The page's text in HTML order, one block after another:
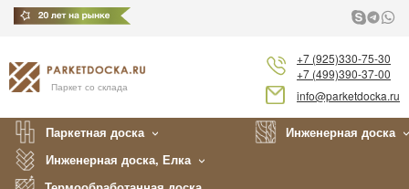
Паркет со склада
+7 (925)330-75-30
+7 (499)390-37-00
info@parketdocka.ru
Паркетная доска
Инженерная доска
Инженерная доска, Елка